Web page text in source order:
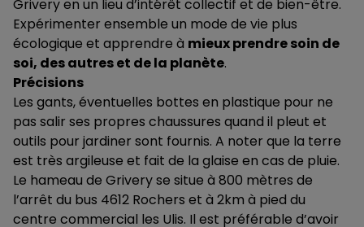
Grivery en un lieu d’intérêt collectif et de bien-être.
Expérimenter ensemble un mode de vie plus
écologique et apprendre à mieux prendre soin de
soi, des autres et de la planète.
Précisions
Les gants, éventuelles bottes en plastique pour ne
pas salir ses propres chaussures quand il pleut et
outils pour jardiner sont fournis. A noter que la terre
est très argileuse et fait de la glaise en cas de pluie.
Le hameau de Grivery se situe à 800 mètres de
l’arrêt du bus 4612 Rochers et à 2km à pied du
centre commercial les Ulis. Il est préférable d’avoir